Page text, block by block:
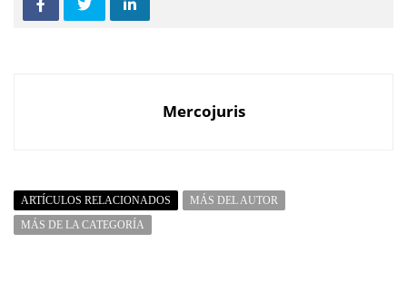
Mercojuris
ARTÍCULOS RELACIONADOS
MÁS DEL AUTOR
MÁS DE LA CATEGORÍA